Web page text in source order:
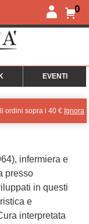
0
EVENTI
ordini sopra i 40 € Ignora
infermiera e
presso
in questi
e
interpretata